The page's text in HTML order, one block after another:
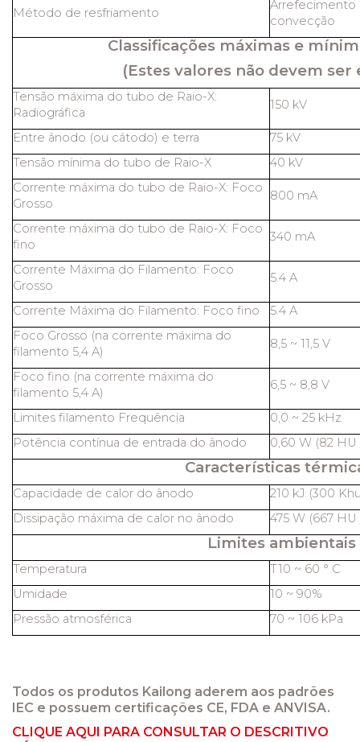
Método de resfriamento
Arrefecimento
convecção
Classificações máximas e
(Estes valores não devem ser
Tensão máxima do tubo de Raio-X:
Radiográfica
150 kV
Entre ânodo (ou cátodo) e terra
75 kV
Tensão mínima do tubo de Raio-X
40 kV
Corrente máxima do tubo de Raio-X: Foco
Grosso
800 mA
Corrente máxima do tubo de Raio-X: Foco
fino
340 mA
Corrente Máxima do Filamento: Foco
Grosso
5.4 A
Corrente Máxima do Filamento: Foco fino
5.4 A
Foco Grosso (na corrente máxima do
filamento 5,4 A)
8,5 ~ 11,5 V
Foco fino (na corrente máxima do
filamento 5,4 A)
6,5 ~ 8,8 V
Limites filamento Frequência
0,0 ~ 25 kHz
Potência contínua de entrada do ânodo
0,60 W (82 HU
Características
Capacidade de calor do ânodo
210 kJ (300
Dissipação máxima de calor no ânodo
475 W (667 HU
Limites ambientais
Temperatura
T10 ~ 60 ° C
Umidade
10 ~ 90%
Pressão atmosférica
70 ~ 106 kPa
Todos os produtos Kailong aderem aos padrões
IEC e possuem certificações CE, FDA e ANVISA.
CLIQUE AQUI PARA CONSULTAR O DESCRITIVO